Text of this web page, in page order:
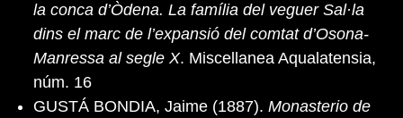
la conca d’Òdena. La família del veguer Sal·la
dins el marc de l’expansió del comtat d’Osona-
Manressa al segle X. Miscellanea Aqualatensia,
núm. 16
GUSTÁ BONDIA, Jaime (1887). Monasterio de